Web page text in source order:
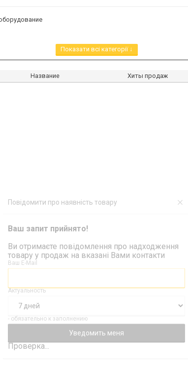
Показати всі категорії ↓
Название Хиты продаж
Повідомити про наявність товару
Ваш запит прийнято!
Ви отримаєте повідомлення про надходження
товару у продаж на вказані Вами контакти
Ваш E-Mail
Актуальность
- обязательно к заполнению
Проверка...